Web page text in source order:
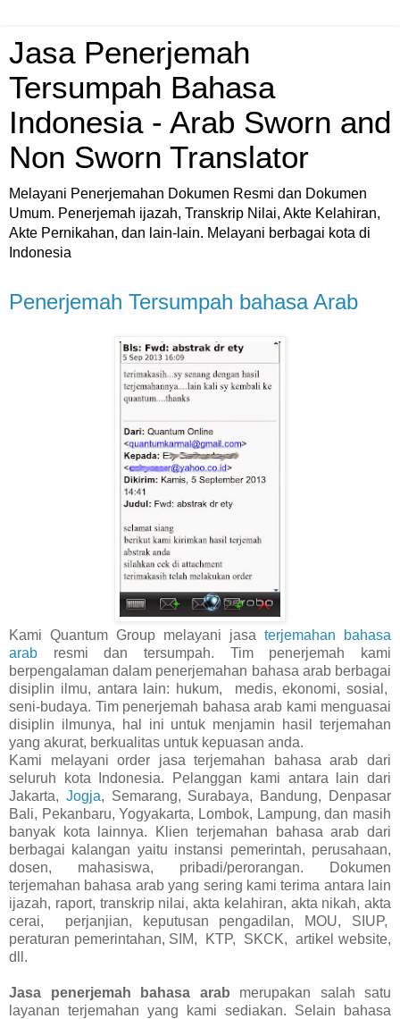
Jasa Penerjemah
Tersumpah Bahasa
Indonesia - Arab Sworn and
Non Sworn Translator
Melayani Penerjemahan Dokumen Resmi dan Dokumen
Umum. Penerjemah ijazah, Transkrip Nilai, Akte Kelahiran,
Akte Pernikahan, dan lain-lain. Melayani berbagai kota di
Indonesia
Penerjemah Tersumpah bahasa Arab
Kami Quantum Group melayani jasa terjemahan bahasa
arab resmi dan tersumpah. Tim penerjemah kami
berpengalaman dalam penerjemahan bahasa arab berbagai
disiplin ilmu, antara lain: hukum, medis, ekonomi, sosial,
seni-budaya. Tim penerjemah bahasa arab kami menguasai
disiplin ilmunya, hal ini untuk menjamin hasil terjemahan
yang akurat, berkualitas untuk kepuasan anda.
Kami melayani order jasa terjemahan bahasa arab dari
seluruh kota Indonesia. Pelanggan kami antara lain dari
Jakarta, Jogja, Semarang, Surabaya, Bandung, Denpasar
Bali, Pekanbaru, Yogyakarta, Lombok, Lampung, dan masih
banyak kota lainnya. Klien terjemahan bahasa arab dari
berbagai kalangan yaitu instansi pemerintah, perusahaan,
dosen, mahasiswa, pribadi/perorangan. Dokumen
terjemahan bahasa arab yang sering kami terima antara lain
ijazah, raport, transkrip nilai, akta kelahiran, akta nikah, akta
cerai, perjanjian, keputusan pengadilan, MOU, SIUP,
peraturan pemerintahan, SIM, KTP, SKCK, artikel website,
dll.
Jasa penerjemah bahasa arab merupakan salah satu
layanan terjemahan yang kami sediakan. Selain bahasa